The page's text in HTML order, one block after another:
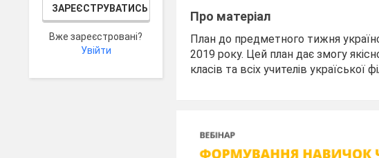
ЗАРЕЄСТРУВАТИСЬ
Вже зареєстровані?
Увійти
Про матеріал
План до предметного тижня
2019 року. Цей план дає змогу
класів та всіх учителів україської